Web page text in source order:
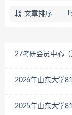
文章排序
27考研会员中心（
2026年山东大学
2025年山东大学